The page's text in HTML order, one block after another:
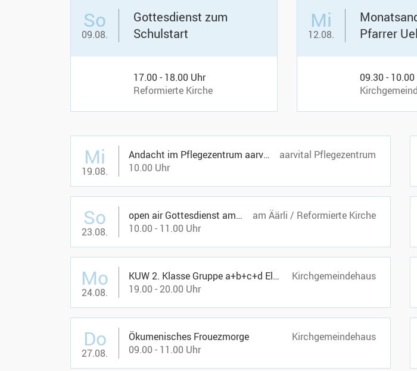
So
09.08.
Gottesdienst zum
Schulstart
17.00 - 18.00 Uhr
Reformierte Kirche
Mi
12.08.
Pfarrer
09.30 - 10.00
Mi
19.08.
Andacht im Pflegezentrum aarvital
10.00 Uhr
aarvital Pflegezentrum
So
23.08.
open air Gottesdienst am Äärli, mit Taufen
10.00 - 11.00 Uhr
am Äärli / Reformierte Kirche
Mo
24.08.
KUW 2. Klasse Gruppe a+b+c+d Elterninformationsabend
19.00 - 20.00 Uhr
Kirchgemeindehaus
Do
27.08.
Ökumenisches Frouezmorge
09.00 - 11.00 Uhr
Kirchgemeindehaus